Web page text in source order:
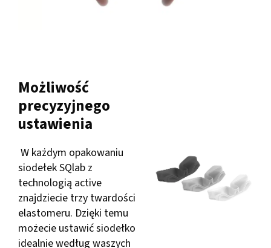
Możliwość
precyzyjnego
ustawienia
W każdym opakowaniu
siodełek SQlab z
technologią active
znajdziecie trzy twardości
elastomeru. Dzięki temu
możecie ustawić siodełko
idealnie według waszych